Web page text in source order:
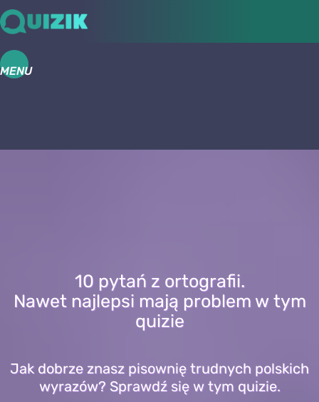
MENU
10 pytań z ortografii.
Nawet najlepsi mają problem w tym
quizie
Jak dobrze znasz pisownię trudnych polskich
wyrazów? Sprawdź się w tym quizie.